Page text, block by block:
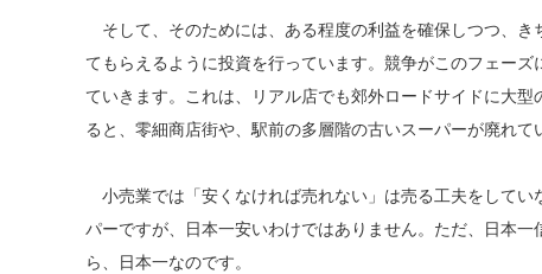
そして、そのためには、ある程度の利益を確保しつつ、
てもらえるように投資を行っています。競争がこのフェー
ていきます。これは、リアル店でも郊外ロードサイドに大
ると、零細商店街や、駅前の多層階の古いスーパーが廃れて
小売業では「安くなければ売れない」は売る工夫をして
パーですが、日本一安いわけではありません。ただ、日本
ら、日本一なのです。